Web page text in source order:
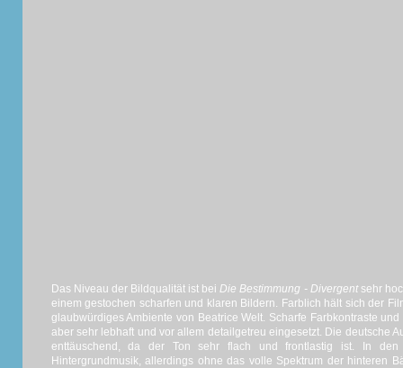
Das Niveau der Bildqualität ist beiDie Bestimmung - Divergentsehr
einem gestochen scharfen und klaren Bildern. Farblich hält sich der
glaubwürdiges Ambiente von Beatrice Welt. Scharfe Farbkontraste
aber sehr lebhaft und vor allem detailgetreu eingesetzt. Die deutsche
enttäuschend, da der Ton sehr flach und frontlastig ist. In den
Hintergrundmusik, allerdings ohne das volle Spektrum der hinteren